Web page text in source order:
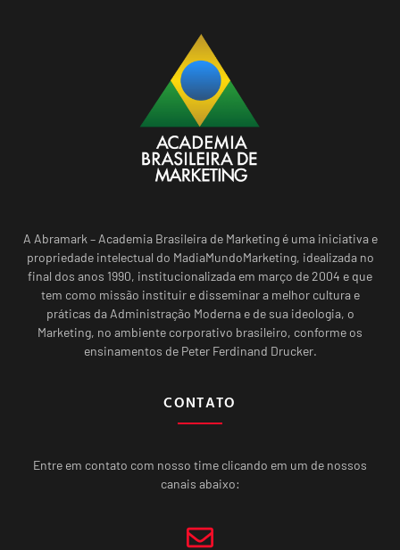
A Abramark – Academia Brasileira de Marketing é uma iniciativa e
propriedade intelectual do MadiaMundoMarketing, idealizada no
final dos anos 1990, institucionalizada em março de 2004 e que
tem como missão instituir e disseminar a melhor cultura e
práticas da Administração Moderna e de sua ideologia, o
Marketing, no ambiente corporativo brasileiro, conforme os
ensinamentos de Peter Ferdinand Drucker.
CONTATO
Entre em contato com nosso time clicando em um de nossos
canais abaixo: